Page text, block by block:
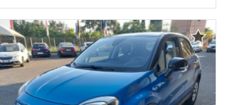
123.000 Km • Cambio Manuale (6) • Bianco
pastello • 5 Porte • ABS • Airbag • Airbag laterali
• Airbag Passeggero • Airbag testa • Alzacristalli
elettrici • Autoradio • Autoradio digitale •
Bluetooth • Bracciolo • Cerchi in lega • Chiusura
centralizzata • Climatizzatore • Controllo
automatico clima • Controllo trazione • Cruise